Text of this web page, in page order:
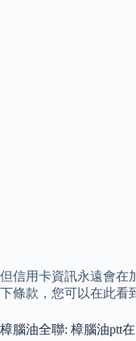
但信用卡資訊永遠會在
下條款，您可以在此看
樟腦油全聯: 樟腦油ptt